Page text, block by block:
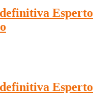
Esperto
Esperto